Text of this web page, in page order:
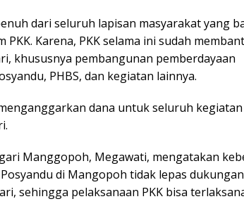
dari seluruh lapisan masyarakat yang
Karena, PKK selama ini sudah
khususnya pembangunan pemberdayaan
PHBS, dan kegiatan lainnya.
dana untuk seluruh kegiatan
Manggopoh, Megawati, mengatakan
di Mangopoh tidak lepas
sehingga pelaksanaan PKK bisa